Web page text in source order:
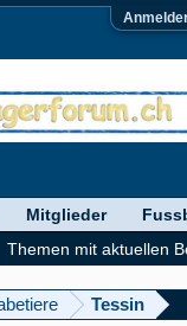
Tessin
Themen mit aktuellen
Mitglieder